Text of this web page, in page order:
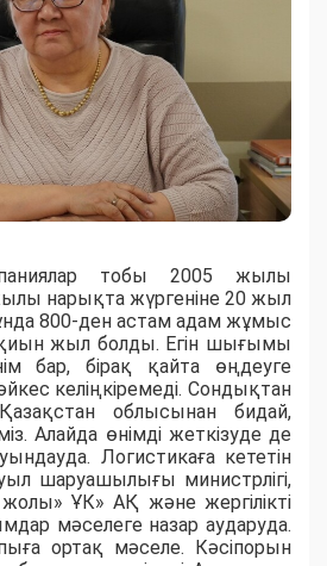
тобы 2005 жылы
нарықта жүргеніне 20 жыл
800-ден астам адам жұмыс
қиын жыл болды. Егін шығымы
бар, бірақ қайта өңдеуге
келіңкіремеді. Сондықтан
облысынан бидай,
Алайда өнімді жеткізуде де
Логистикаға кететін
шаруашылығы министрлігі,
ҰК» АҚ және жергілікті
мәселеге назар аударуда.
ортақ мәселе. Кәсіпорын